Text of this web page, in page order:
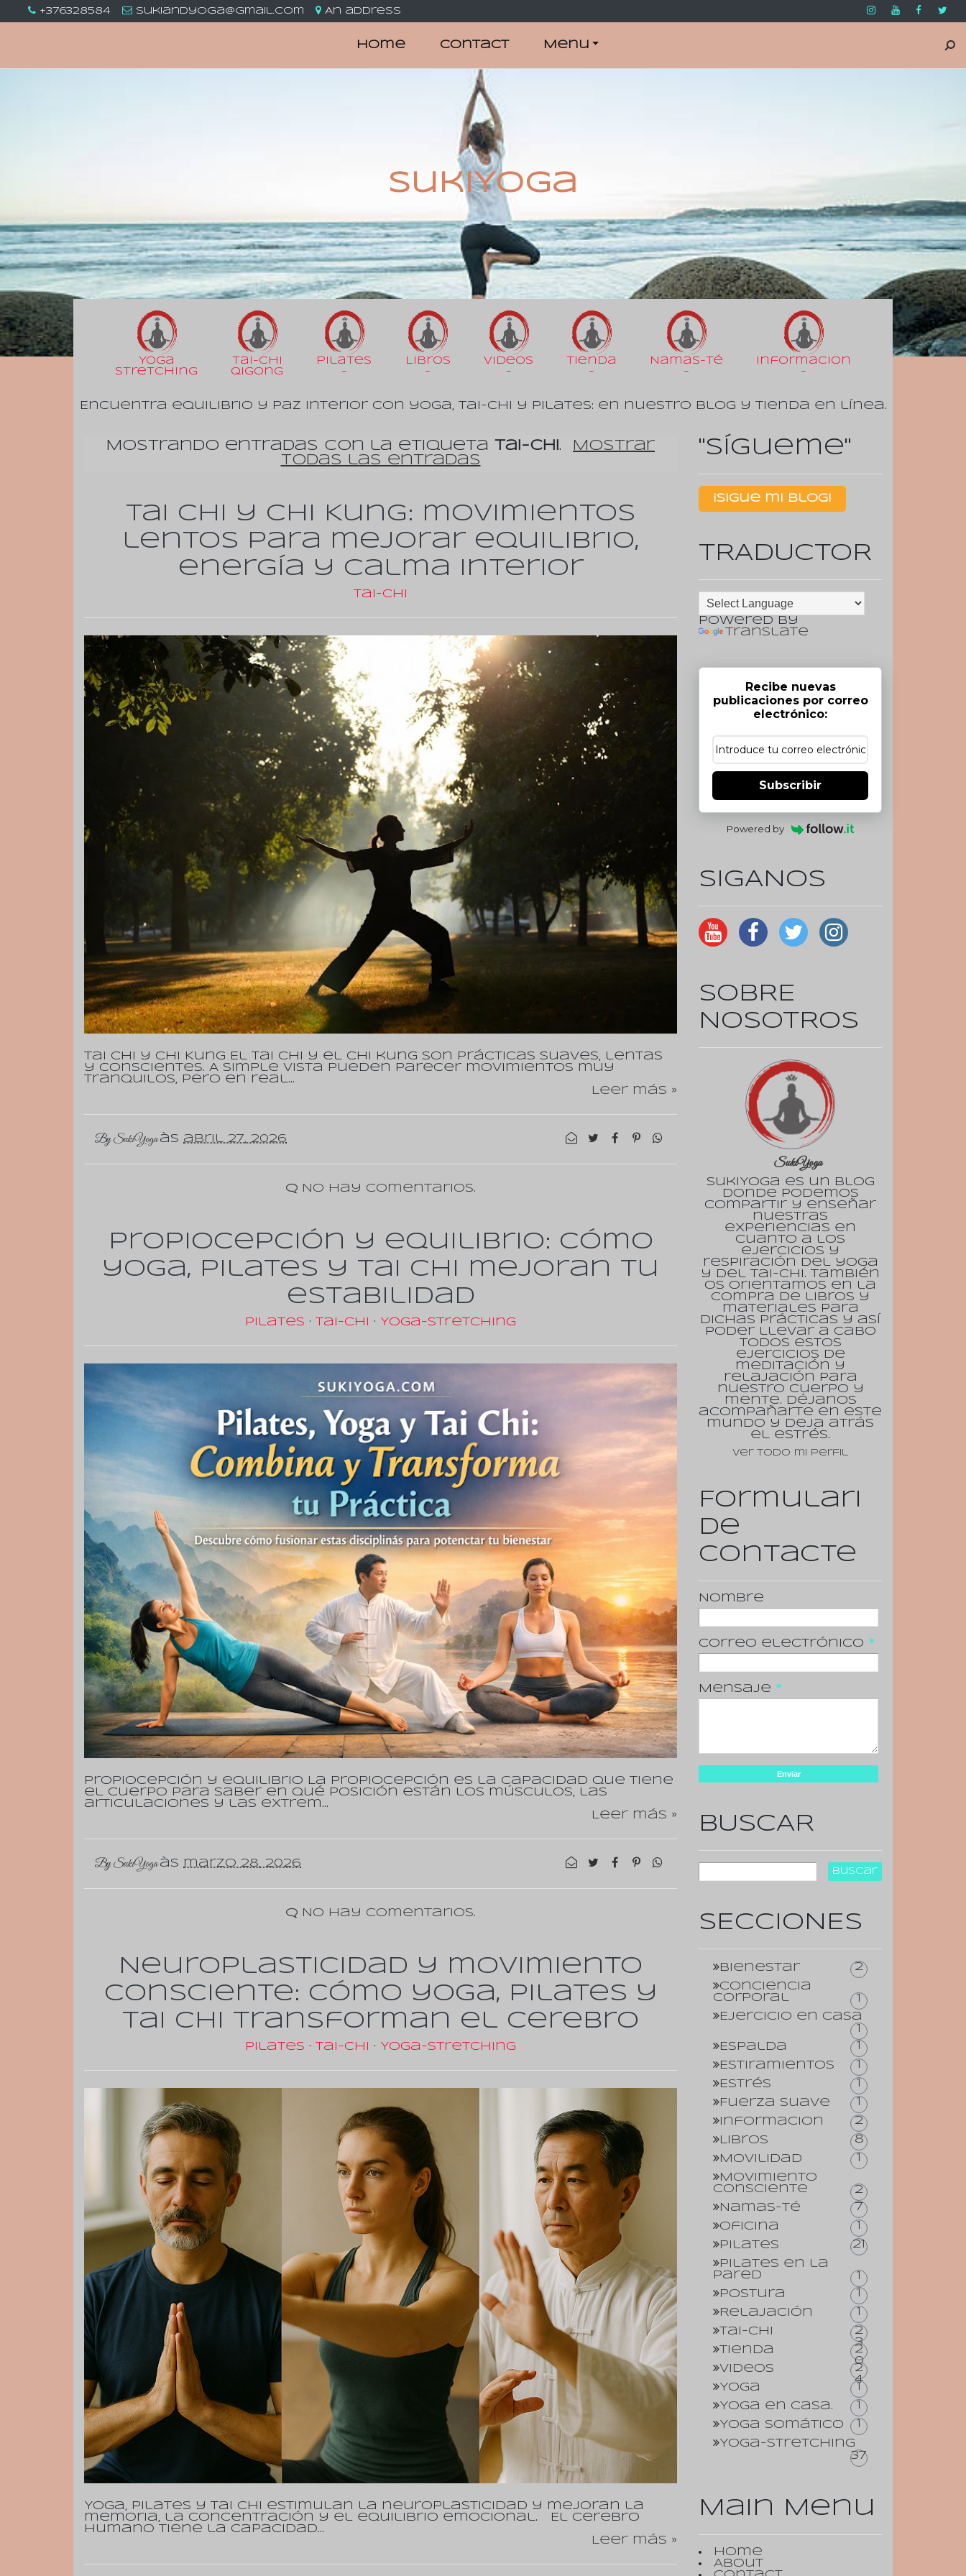
+376328584 sukiandyoga@gmail.com An address
Home Contact Menu
SukiYoga
Yoga
Stretching
Tai-Chi
Qigong
Pilates
-
Libros
-
Videos
-
Tienda
-
Namas-Té
-
Informacion
-
Encuentra equilibrio y paz interior con yoga, tai-chi y pilates: en nuestro Blog y tienda en línea.
Mostrando entradas con la etiqueta Tai-Chi .
Mostrar
todas las entradas
Tai Chi y Chi Kung: movimientos
lentos para mejorar equilibrio,
energía y calma interior
Tai-Chi
Tai Chi y Chi Kung El tai chi y el chi kung son prácticas suaves, lentas
y conscientes. A simple vista pueden parecer movimientos muy
tranquilos, pero en real…
Leer más »
BySukiYoga às abril 27, 2026
No hay comentarios.
Propiocepción y equilibrio: cómo
yoga, pilates y tai chi mejoran tu
estabilidad
Pilates · Tai-Chi · Yoga-Stretching
Propiocepción y equilibrio La propiocepción es la capacidad que tiene
el cuerpo para saber en qué posición están los músculos, las
articulaciones y las extrem…
Leer más »
BySukiYoga às marzo 28, 2026
No hay comentarios.
Neuroplasticidad y movimiento
consciente: cómo yoga, pilates y
tai chi transforman el cerebro
Pilates · Tai-Chi · Yoga-Stretching
Yoga, pilates y tai chi estimulan la neuroplasticidad y mejoran la
memoria, la concentración y el equilibrio emocional. El cerebro
humano tiene la capacidad…
Leer más »
"Sígueme"
¡Sigue mi Blog!
TRADUCTOR
Powered by
Translate
Recibe nuevas
publicaciones por correo
electrónico:
Subscribir
Powered by
SIGANOS
SOBRE
NOSOTROS
SukiYoga
SukiYoga es un blog
donde podemos
compartir y enseñar
nuestras
experiencias en
cuanto a los
ejercicios y
respiración del yoga
y del tai-chi. También
os orientamos en la
compra de libros y
materiales para
dichas prácticas y así
poder llevar a cabo
todos estos
ejercicios de
meditación y
relajación para
nuestro cuerpo y
mente. Déjanos
acompañarte en este
mundo y deja atrás
el estrés.
Ver todo mi perfil
Formulari
de
contacte
Nombre
Correo electrónico *
Mensaje *
BUSCAR
SECCIONES
Bienestar
2
Conciencia
corporal
1
Ejercicio en casa
1
Espalda
1
Estiramientos
1
Estrés
1
Fuerza suave
1
Informacion
2
Libros
8
Movilidad
1
Movimiento
consciente
2
Namas-té
7
Oficina
1
Pilates
21
Pilates en la
pared
1
Postura
1
Relajación
1
Tai-Chi
2
3
Tienda
2
0
Videos
2
4
Yoga
1
Yoga en casa.
1
Yoga somático
1
Yoga-Stretching
37
Main Menu
Home
About